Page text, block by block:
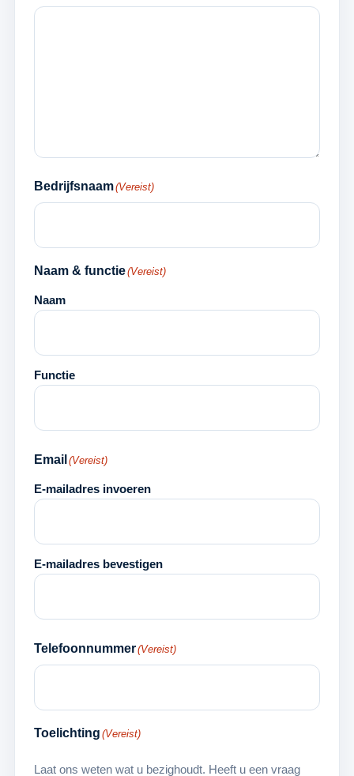
Bedrijfsnaam(Vereist)
Naam & functie(Vereist)
Naam
Functie
Email (Vereist)
E-mailadres invoeren
E-mailadres bevestigen
Telefoonnummer(Vereist)
Toelichting (Vereist)
Laat ons weten wat u bezighoudt. Heeft u een vraag